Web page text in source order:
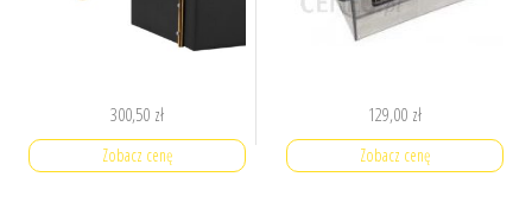
300,50 zł
Zobacz cenę
129,00 zł
Zobacz cenę